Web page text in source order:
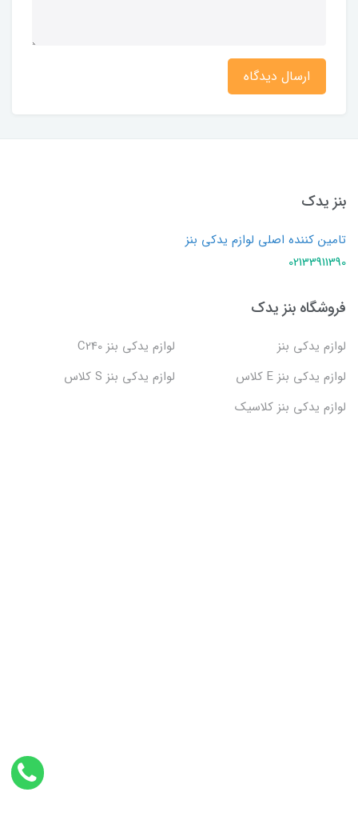
ارسال دیدگاه
بنز یدک
تامین کننده اصلی لوازم یدکی بنز
02133911390
فروشگاه بنز یدک
لوازم یدکی بنز
لوازم یدکی بنز C240
لوازم یدکی بنز E کلاس
لوازم یدکی بنز S کلاس
لوازم یدکی بنز کلاسیک